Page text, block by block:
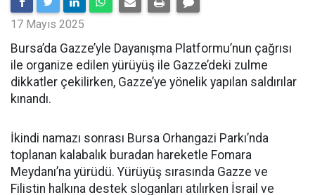
17 Mayıs 2025
Bursa’da Gazze’yle Dayanışma Platformu’nun çağrısı
ile organize edilen yürüyüş ile Gazze’deki zulme
dikkatler çekilirken, Gazze’ye yönelik yapılan saldırılar
kınandı.
İkindi namazı sonrası Bursa Orhangazi Parkı’nda
toplanan kalabalık buradan hareketle Fomara
Meydanı’na yürüdü. Yürüyüş sırasında Gazze ve
Filistin halkına destek sloganları atılırken İsrail ve